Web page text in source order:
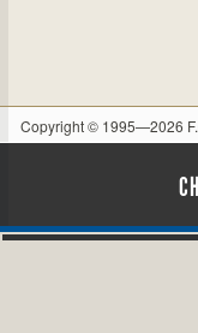
Copyright © 1995—2026